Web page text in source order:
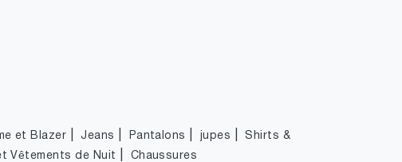
et Blazer |Jeans Pantalons jupes |Shirts &
Vêtements de Nuit Chaussures